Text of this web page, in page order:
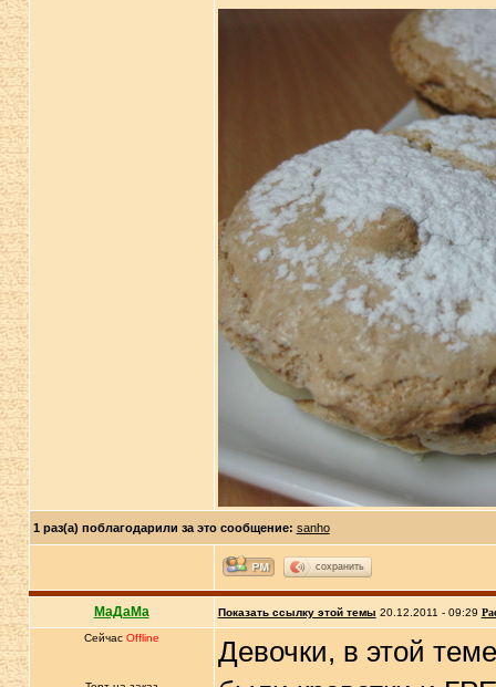
1 раз(а) поблагодарили за это сообщение: sanho
сохранить
МаДаМа Показать ссылку этой темы 20.12.2011 - 09:29
Сейчас Offline
Девочки, в этой